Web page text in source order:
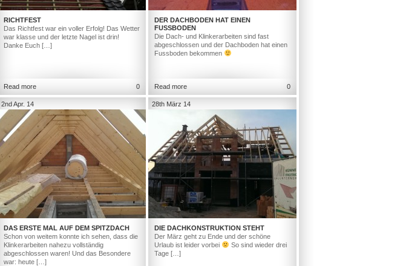
RICHTFEST
Das Richtfest war ein voller Erfolg! Das Wetter
war klasse und der letzte Nagel ist drin!
Danke Euch […]
Read more 0
DER DACHBODEN HAT EINEN
FUSSBODEN
Die Dach- und Klinkerarbeiten sind fast
abgeschlossen und der Dachboden hat einen
Fussboden bekommen
Read more 0
2nd Apr. 14
DAS ERSTE MAL AUF DEM SPITZDACH
Schon von weitem konnte ich sehen, dass die
Klinkerarbeiten nahezu vollständig
abgeschlossen waren! Und das Besondere
war: heute […]
28th März 14
DIE DACHKONSTRUKTION STEHT
Der März geht zu Ende und der schöne
Urlaub ist leider vorbei
So sind wieder drei
Tage […]